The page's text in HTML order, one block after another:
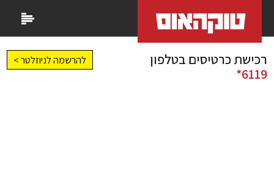
רכישת כרטיסים בטלפון
6119*
להרשמה לניוזלטר >